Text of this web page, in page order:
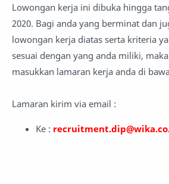
Lowongan kerja ini dibuka hingga
2020. Bagi anda yang berminat dan
lowongan kerja diatas serta kriteria
sesuai dengan yang anda miliki,
masukkan lamaran kerja anda di
Lamaran kirim via email :
Ke :